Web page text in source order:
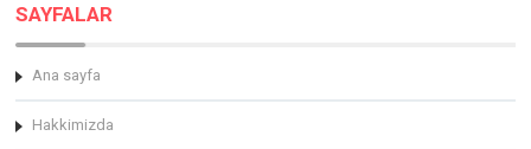
SAYFALAR
Ana sayfa
Hakkimizda